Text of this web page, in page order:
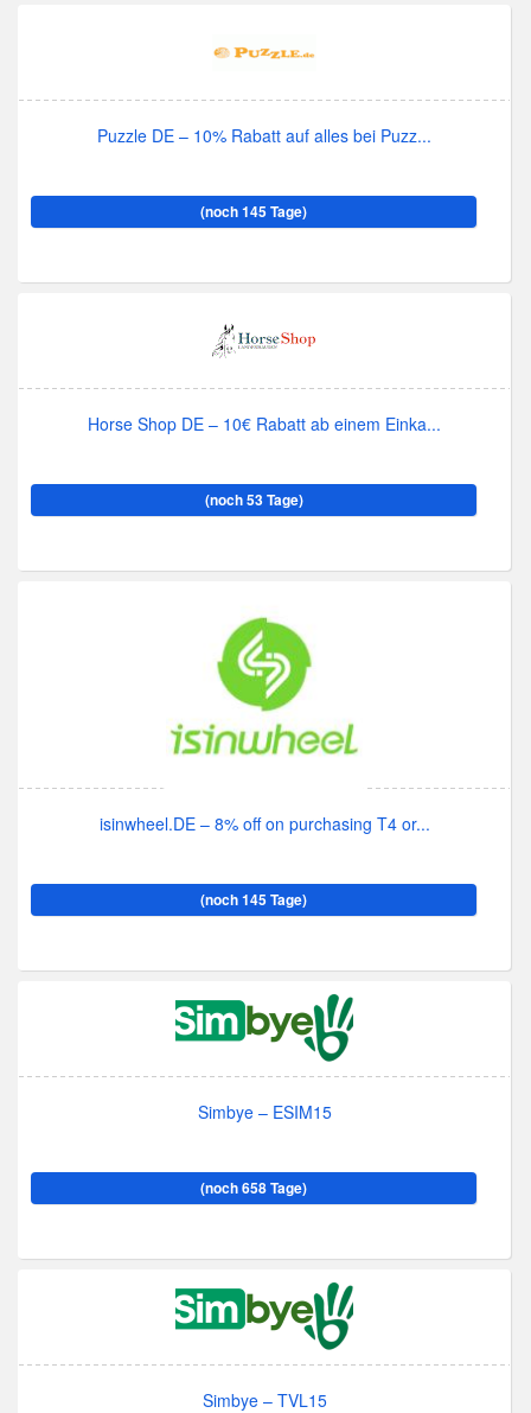
Puzzle DE – 10% Rabatt auf alles bei Puzz...
(noch 145 Tage)
Horse Shop DE – 10€ Rabatt ab einem Einka...
(noch 53 Tage)
isinwheel.DE – 8% off on purchasing T4 or...
(noch 145 Tage)
Simbye – ESIM15
(noch 658 Tage)
Simbye – TVL15